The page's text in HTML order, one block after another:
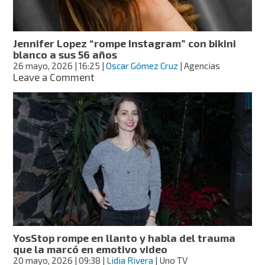
integración
en
Meta
One
Jennifer Lopez “rompe Instagram” con bikini
blanco a sus 56 años
26 mayo, 2026 | 16:25 |Oscar Gómez Cruz | Agencias
Leave a Commenton
Lopez
“rompe
Instagram”
con
bikini
blanco
a
sus
56
años
YosStop rompe en llanto y habla del trauma
que la marcó en emotivo video
20 mayo, 2026 | 09:38 Lidia Rivera | Uno TV